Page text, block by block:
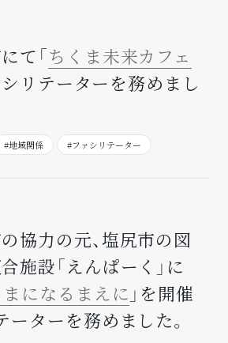
て「ちくま未来カフェ
シリテーターを務めまし
#地域関係 #ファシリテーター
協力の元、塩尻市の図
施設「えんぱーく」に
になるまえに 」を開催
ーターを務めました。